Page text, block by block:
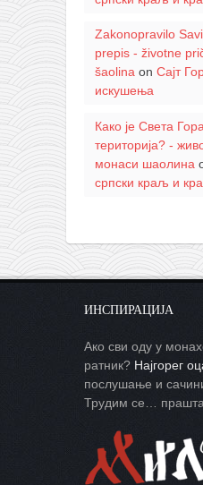
Zakonopravilo
prepis - životne
šaolinaon Сајт
искушења
Како је Света
територија? -
монаси шаолина
српски краљ и
ИНСПИРАЦИЈА
Ако сви оду у
ратник? Најгорег
послушање и
Трудим се…